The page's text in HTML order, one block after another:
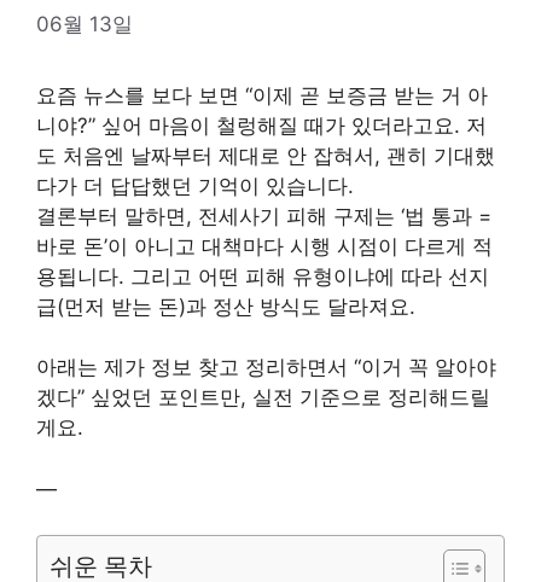
06월 13일
요즘 뉴스를 보다 보면 “이제 곧 보증금 받는 거 아
니야?” 싶어 마음이 철렁해질 때가 있더라고요. 저
도 처음엔 날짜부터 제대로 안 잡혀서, 괜히 기대했
다가 더 답답했던 기억이 있습니다.
결론부터 말하면, 전세사기 피해 구제는 ‘법 통과 =
바로 돈’이 아니고 대책마다 시행 시점이 다르게 적
용됩니다. 그리고 어떤 피해 유형이냐에 따라 선지
급(먼저 받는 돈)과 정산 방식도 달라져요.
아래는 제가 정보 찾고 정리하면서 “이거 꼭 알아야
겠다” 싶었던 포인트만, 실전 기준으로 정리해드릴
게요.
—
쉬운 목차